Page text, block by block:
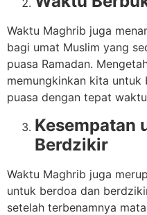
Waktu Maghrib juga
bagi umat Muslim yang
puasa Ramadan.
memungkinkan kita
puasa dengan tepat
Kesempatan
Berdzikir
Waktu Maghrib juga
untuk berdoa dan
setelah terbenamnya